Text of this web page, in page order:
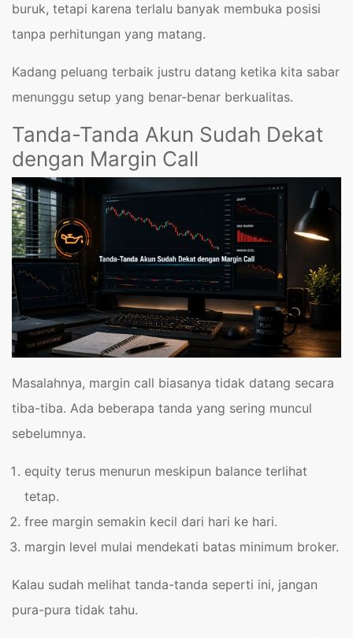
buruk, tetapi karena terlalu banyak membuka posisi
tanpa perhitungan yang matang.
Kadang peluang terbaik justru datang ketika kita sabar
menunggu setup yang benar-benar berkualitas.
Tanda-Tanda Akun Sudah Dekat
dengan Margin Call
Masalahnya, margin call biasanya tidak datang secara
tiba-tiba. Ada beberapa tanda yang sering muncul
sebelumnya.
equity terus menurun meskipun balance terlihat
tetap.
free margin semakin kecil dari hari ke hari.
margin level mulai mendekati batas minimum broker.
Kalau sudah melihat tanda-tanda seperti ini, jangan
pura-pura tidak tahu.